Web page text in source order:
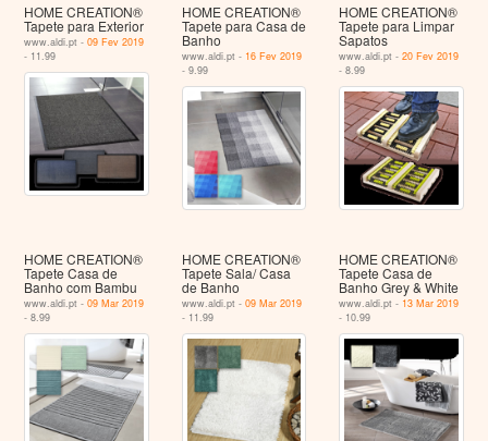
HOME CREATION®
Tapete para Exterior
www.aldi.pt -09 Fev 2019
- 11.99
HOME CREATION®
Tapete para Casa de
Banho
www.aldi.pt - 16 Fev 2019
- 9.99
HOME CREATION®
Tapete para Limpar
Sapatos
www.aldi.pt -20 Fev 2019
- 8.99
HOME CREATION®
Tapete Casa de
Banho com Bambu
www.aldi.pt -09 Mar 2019
- 8.99
HOME CREATION®
Tapete Sala/ Casa
de Banho
www.aldi.pt - 09 Mar 2019
- 11.99
HOME CREATION®
Tapete Casa de
Banho Grey & White
www.aldi.pt - 13 Mar 2019
- 10.99